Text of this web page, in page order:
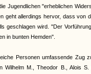
Jugendlichen "erheblichen
geht allerdings hervor, dass von
geschlagen wird. "Der
in bunten Hemden".
Personen umfassende Zug
Wilhelm M., Theodor B., Alois